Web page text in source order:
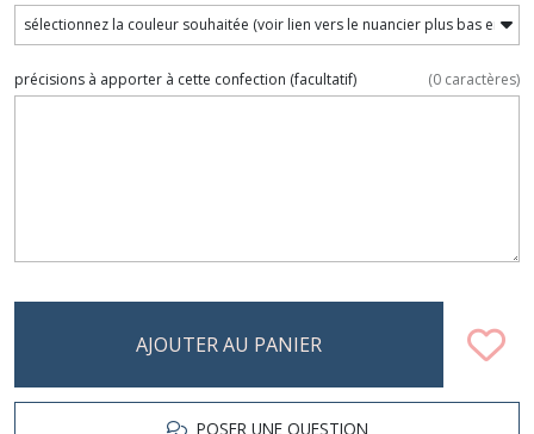
précisions à apporter à cette confection (facultatif) (0 caractères)
AJOUTER AU PANIER
POSER UNE QUESTION